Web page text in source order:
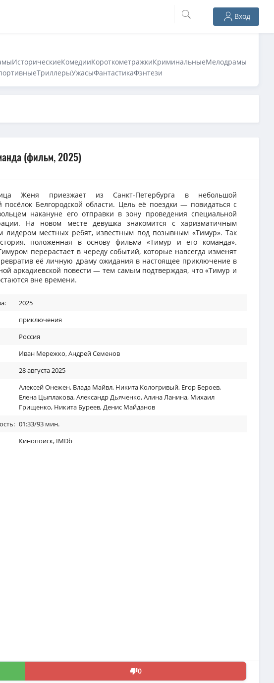
Вход
ИсторическиеКомедииКороткометражкиКриминальныеМелодрамы
ТриллерыУжасыФантастикаФэнтези
(фильм, 2025)
Женя приезжает из Санкт-Петербурга в небольшой
Белгородской области. Цель её поездки — повидаться с
накануне его отправки в зону проведения специальной
На новом месте девушка знакомится с харизматичным
лидером местных ребят, известным под позывным «Тимур». Так
положенная в основу фильма «Тимур и его команда».
перерастает в череду событий, которые навсегда изменят
её личную драму ожидания в настоящее приключение в
аркадиевской повести — тем самым подтверждая, что «Тимур и
вне времени.
2025
приключения
Россия
Иван Мережко,Андрей Семенов
28 августа 2025
Алексей Онежен, Влада Майвл, Никита Кологривый, Егор Бероев,
Елена Цыплакова,Александр Дьяченко,Алина Ланина, Михаил
Грищенко, Никита Буреев,Денис Майданов
01:33/93 мин.
Кинопоиск, IMDb
0